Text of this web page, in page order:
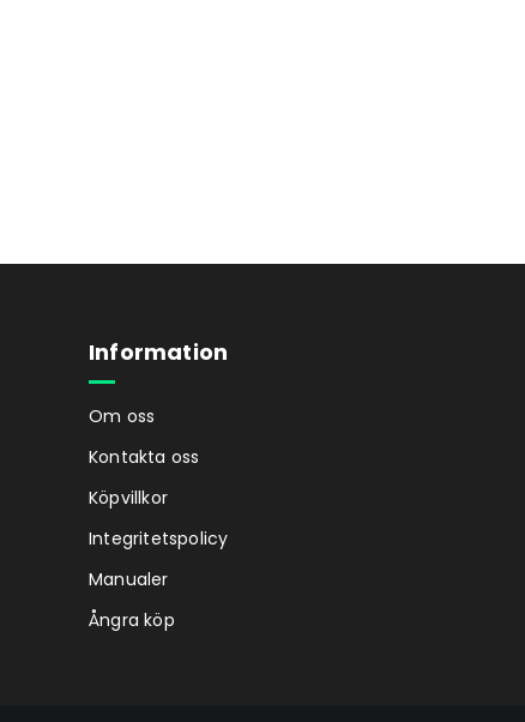
Information
Om oss
Kontakta oss
Köpvillkor
Integritetspolicy
Manualer
Ångra köp